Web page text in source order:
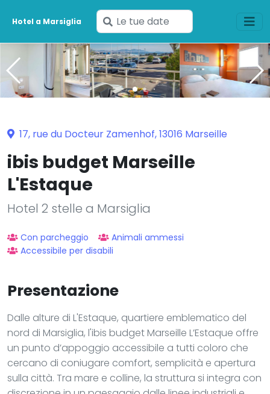
Hotel a Marsiglia
Inserisci
le
tue
date
17, rue du Docteur Zamenhof, 13016 Marseille
ibis budget Marseille
L'Estaque
Hotel 2 stelle a Marsiglia
Con parcheggio
Animali ammessi
Accessibile per disabili
Presentazione
Dalle alture di L'Estaque, quartiere emblematico del
nord di Marsiglia, l'ibis budget Marseille L’Estaque offre
un punto d’appoggio accessibile a tutti coloro che
cercano di coniugare comfort, semplicità e apertura
sulla città. Tra mare e colline, la struttura si integra con